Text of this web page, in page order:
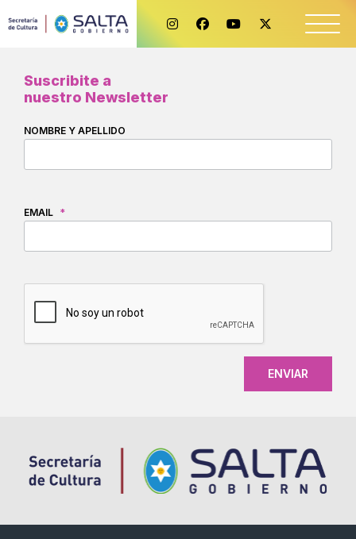
Suscribite a
nuestro Newsletter
NOMBRE Y APELLIDO
EMAIL *